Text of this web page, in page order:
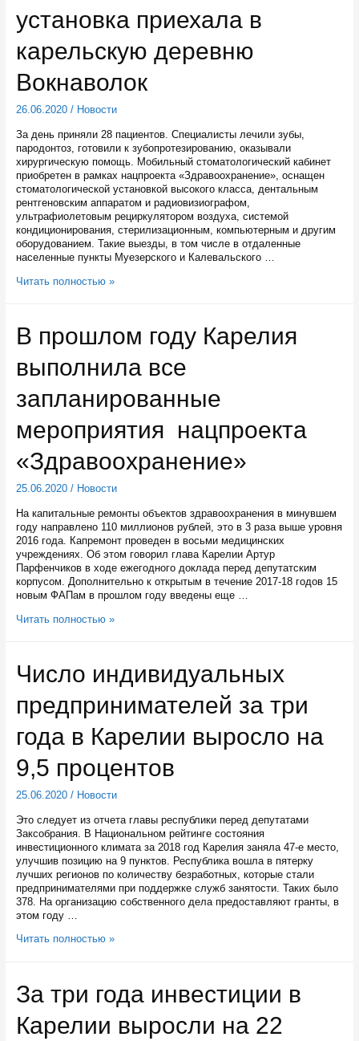
установка приехала в
карельскую деревню
Вокнаволок
26.06.2020/ Новости
За день приняли 28 пациентов. Специалисты лечили зубы,
пародонтоз, готовили к зубопротезированию, оказывали
хирургическую помощь. Мобильный стоматологический кабинет
приобретен в рамках нацпроекта «Здравоохранение», оснащен
стоматологической установкой высокого класса, дентальным
рентгеновским аппаратом и радиовизиографом,
ультрафиолетовым рециркулятором воздуха, системой
кондиционирования, стерилизационным, компьютерным и другим
оборудованием. Такие выезды, в том числе в отдаленные
населенные пункты Муезерского и Калевальского …
Передвижная
в
карельскую
деревню
Вокнаволок
Читать полностью »
В прошлом году Карелия
выполнила все
запланированные
мероприятия нацпроекта
«Здравоохранение»
25.06.2020/ Новости
На капитальные ремонты объектов здравоохранения в минувшем
году направлено 110 миллионов рублей, это в 3 раза выше уровня
2016 года. Капремонт проведен в восьми медицинских
учреждениях. Об этом говорил глава Карелии Артур
Парфенчиков в ходе ежегодного доклада перед депутатским
корпусом. Дополнительно к открытым в течение 2017-18 годов 15
новым ФАПам в прошлом году введены еще …
В
выполнила
все
запланированные
мероприятия
«Здравоохранение»
Читать полностью »
Число индивидуальных
предпринимателей за три
года в Карелии выросло на
9,5 процентов
25.06.2020/ Новости
Это следует из отчета главы республики перед депутатами
Заксобрания. В Национальном рейтинге состояния
инвестиционного климата за 2018 год Карелия заняла 47-е место,
улучшив позицию на 9 пунктов. Республика вошла в пятерку
лучших регионов по количеству безработных, которые стали
предпринимателями при поддержке служб занятости. Таких было
378. На организацию собственного дела предоставляют гранты, в
этом году …
Число
три
года
в
Карелии
Читать полностью »
За три года инвестиции в
Карелии выросли на 22